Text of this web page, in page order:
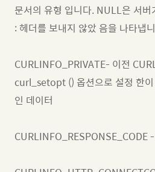
문서의 유형 입니다. NULL은 서
: 헤더를 보내지 않았 음을 나타냅
CURLINFO_PRIVATE- 이전
curl_setopt () 옵션으로 설정 한
인 데이터
CURLINFO_RESPONSE_CODE